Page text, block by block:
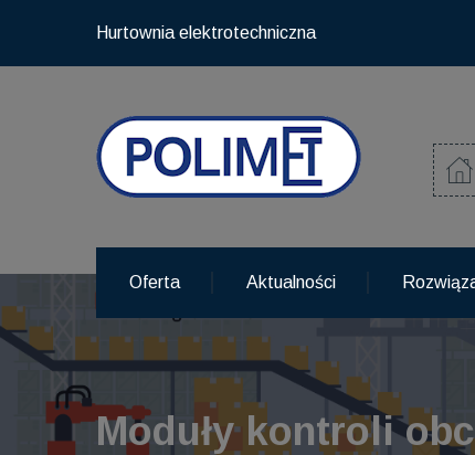
Hurtownia elektrotechniczna
Oferta Aktualności
Moduły kontroli